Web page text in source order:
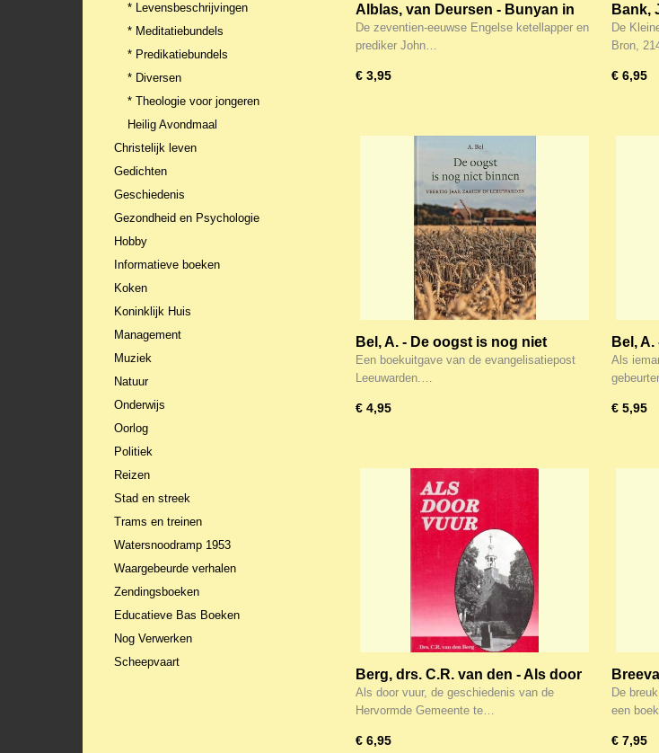
* Levensbeschrijvingen
* Meditatiebundels
* Predikatiebundels
* Diversen
* Theologie voor jongeren
Heilig Avondmaal
Christelijk leven
Gedichten
Geschiedenis
Gezondheid en Psychologie
Hobby
Informatieve boeken
Koken
Koninklijk Huis
Management
Muziek
Natuur
Onderwijs
Oorlog
Politiek
Reizen
Stad en streek
Trams en treinen
Watersnoodramp 1953
Waargebeurde verhalen
Zendingsboeken
Educatieve Bas Boeken
Nog Verwerken
Scheepvaart
Alblas, van Deursen - Bunyan in
Nederland
De zeventien-eeuwse Engelse ketellapper en
prediker John…
€ 3,95
Bank,
De
Bron,
€ 6,95
Bel, A. - De oogst is nog niet
binnen - Zaaien in Leeuwarden
Een boekuitgave van de evangelisatiepost
Leeuwarden.…
€ 4,95
Bel,
woord
Als
€ 5,95
Berg, drs. C.R. van den - Als door
Vuur (Zwijndrecht)
Als door vuur, de geschiedenis van de
Hervormde Gemeente te…
€ 6,95
beleefd
De
een
€ 7,95